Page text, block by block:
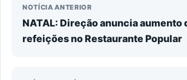
NOTÍCIA ANTERIOR
NATAL: Direção anuncia aumento
refeições no Restaurante Popular